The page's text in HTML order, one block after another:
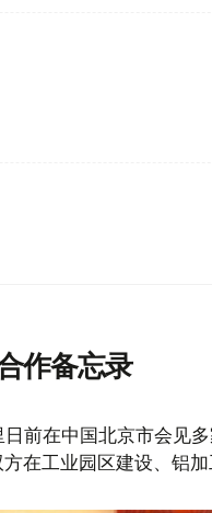
作备忘录
日前在中国北京市会见
在工业园区建设、铝加